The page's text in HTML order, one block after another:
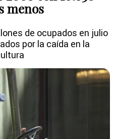
menos
de ocupados en julio
por la caída en la